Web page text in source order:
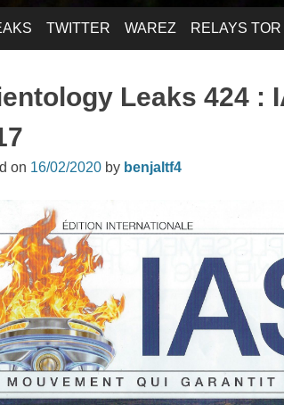
TWITTER WAREZ RELAYS TOR
Leaks 424 :
on 16/02/2020 by benjaltf4